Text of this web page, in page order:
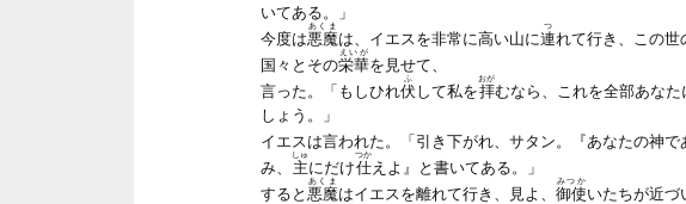
いてある。」
今度は悪魔
あくま
は、イエスを非常に高い山に連
つ
れて行き、この世
国々とその栄華
えいが
を見せて、
言った。「もしひれ伏
ふ
して私を拝
おが
むなら、これを全部あなた
しょう。」
イエスは言われた。「引き下がれ、サタン。『あなたの神で
み、 主
しゅ
にだけ仕
つか
えよ』と書いてある。」
すると 悪魔
あくま
はイエスを離れて行き、見よ、 御使
みつか
いたちが近づ